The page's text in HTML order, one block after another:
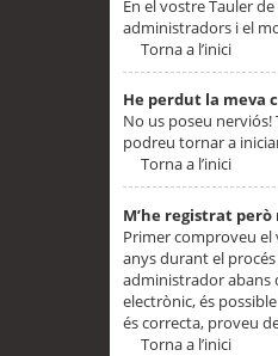
En el vostre Tauler
administradors i el
Torna a l’inici
He perdut la meva
No us poseu nerviós!
podreu tornar a
Torna a l’inici
M’he registrat
Primer comproveu el
anys durant el
administrador abans
electrònic, és
és correcta, proveu
Torna a l’inici